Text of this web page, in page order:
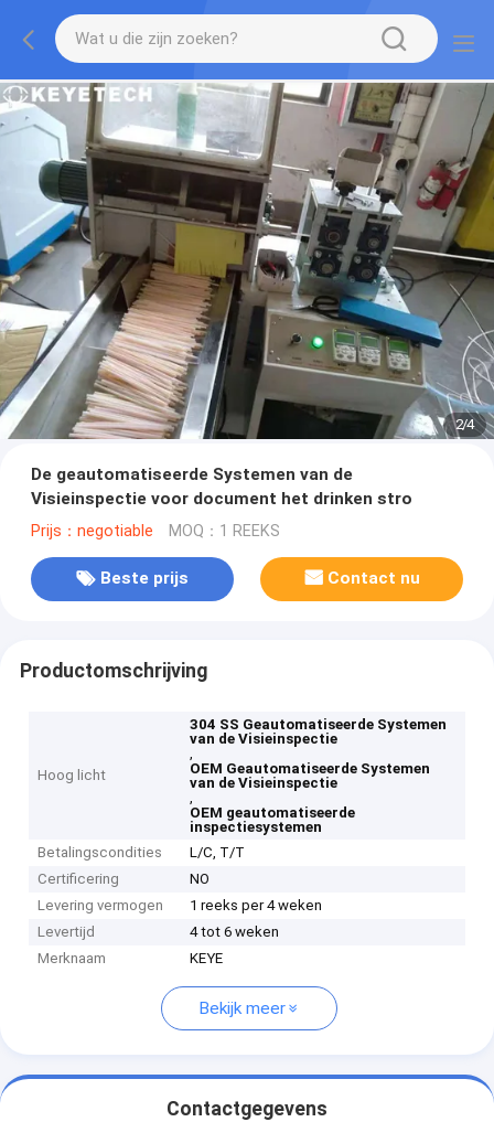
2/4
De geautomatiseerde Systemen van de
Visieinspectie voor document het drinken stro
Prijs：negotiable MOQ：1 REEKS
Beste prijs Contact nu
Productomschrijving
Hoog licht
304 SS Geautomatiseerde Systemen
van de Visieinspectie
,
OEM Geautomatiseerde Systemen
van de Visieinspectie
,
OEM geautomatiseerde
inspectiesystemen
Betalingscondities
L/C, T/T
Certificering
NO
Levering vermogen
1 reeks per 4 weken
Levertijd
4 tot 6 weken
Merknaam
KEYE
Bekijk meer
Contactgegevens